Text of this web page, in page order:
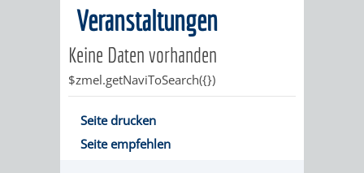
INFOS
ZUR
UKRAINE
UNSERE STADT
Veranstaltungen
Keine Daten vorhanden
$zmel.getNaviToSearch({})
Seite drucken
Seite empfehlen